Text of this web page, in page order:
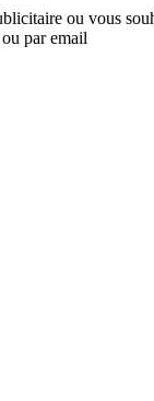
ou vous
par email